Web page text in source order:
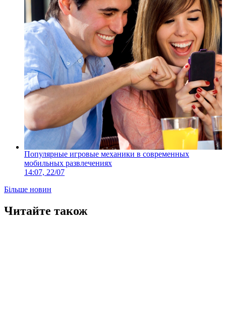
Популярные игровые механики в современных
мобильных развлечениях
14:07, 22/07
Більше новин
Читайте також